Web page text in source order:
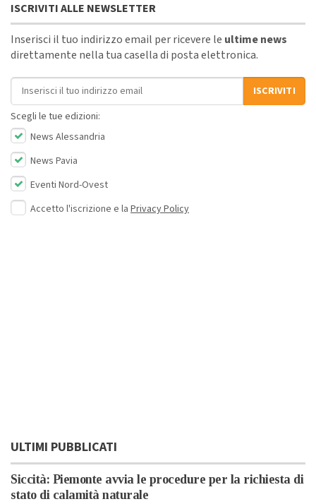
ISCRIVITI ALLE NEWSLETTER
Inserisci il tuo indirizzo email per ricevere le ultime news
direttamente nella tua casella di posta elettronica.
Indirizzo email
ISCRIVITI
Scegli le tue edizioni:
News Alessandria
News Pavia
Eventi Nord-Ovest
Accetto l'iscrizione e la Privacy Policy
ULTIMI PUBBLICATI
Siccità: Piemonte avvia le procedure per la richiesta di
stato di calamità naturale